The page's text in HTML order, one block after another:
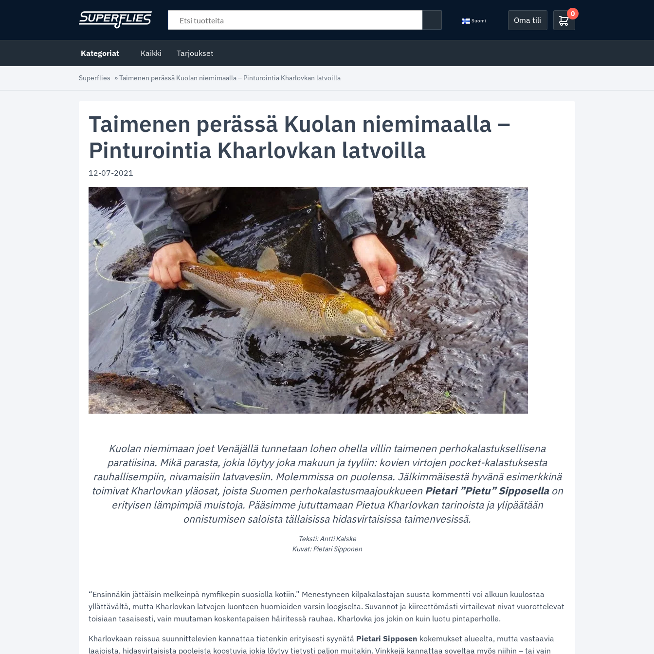
Suomi Oma tili
0
Kategoriat Kaikki Tarjoukset
Superflies »Taimenen perässä Kuolan niemimaalla – Pinturointia Kharlovkan latvoilla
Taimenen perässä Kuolan niemimaalla –
Pinturointia Kharlovkan latvoilla
12-07-2021
Kuolan niemimaan joet Venäjällä tunnetaan lohen ohella villin taimenen perhokalastuksellisena
paratiisina. Mikä parasta, jokia löytyy joka makuun ja tyyliin: kovien virtojen pocket-kalastuksesta
rauhallisempiin, nivamaisiin latvavesiin. Molemmissa on puolensa. Jälkimmäisestä hyvänä esimerkkinä
toimivat Kharlovkan yläosat, joista Suomen perhokalastusmaajoukkueenPietari ”Pietu” Sipposellaon
erityisen lämpimpiä muistoja. Pääsimme jututtamaan Pietua Kharlovkan tarinoista ja ylipäätään
onnistumisen saloista tällaisissa hidasvirtaisissa taimenvesissä.
Teksti: Antti Kalske
Kuvat: Pietari Sipponen
“Ensinnäkin jättäisin melkeinpä nymfikepin suosiolla kotiin.” Menestyneen kilpakalastajan suusta kommentti voi alkuun kuulostaa
yllättävältä, mutta Kharlovkan latvojen luonteen huomioiden varsin loogiselta. Suvannot ja kiireettömästi virtailevat nivat vuorottelevat
toisiaan tasaisesti, vain muutaman koskentapaisen häiritessä rauhaa. Kharlovka jos jokin on kuin luotu pintaperholle.
Kharlovkaan reissua suunnittelevien kannattaa tietenkin erityisesti syynätä Pietari Sipposen kokemukset alueelta, mutta vastaavia
laajoista, hidasvirtaisista pooleista koostuvia jokia löytyy tietysti paljon muitakin. Vinkkejä kannattaa soveltaa myös niihin – tai vain